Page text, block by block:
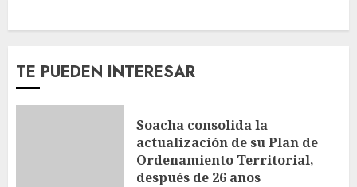
TE PUEDEN INTERESAR
Soacha consolida la
actualización de su Plan de
Ordenamiento Territorial,
después de 26 años